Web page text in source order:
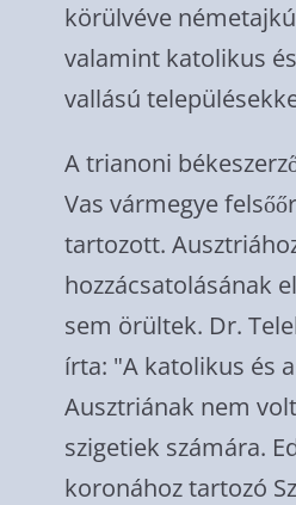
körülvéve
valamint katolikus
vallású
A trianoni
Vas vármegye
tartozott.
hozzácsatolásának
sem örültek. Dr.
írta: "A katolikus és
Ausztriának nem
szigetiek számára.
koronához tartozó